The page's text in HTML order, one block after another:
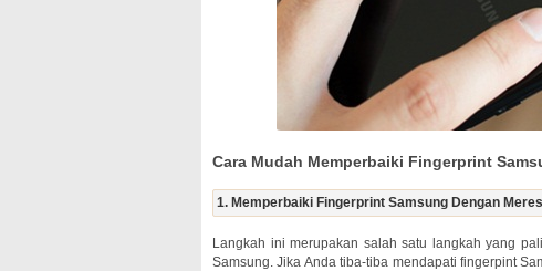
Cara Mudah Memperbaiki Fingerprint
1. Memperbaiki Fingerprint Samsung Dengan
Langkah ini merupakan salah satu langkah yang
Samsung. Jika Anda tiba-tiba mendapati fingerpint